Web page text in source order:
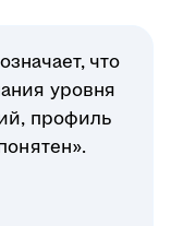
что
уровня
профиль